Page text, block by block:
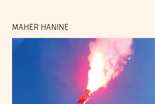
MAHER HANINE